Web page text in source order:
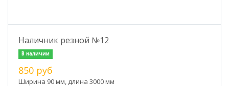
Наличник резной №12
В наличии
850 руб
Ширина 90 мм, длина 3000 мм